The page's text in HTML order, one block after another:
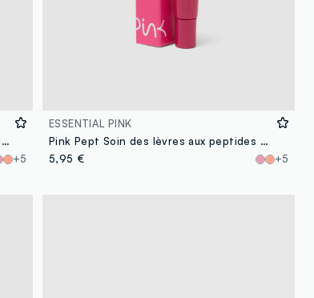
Pink Pept soin lèvres aux peptides 08 Coconut
+5
ESSENTIAL PINK
Pink Pept Soin des lèvres aux peptides 04 Fruit du dragon
5,95 €
+5